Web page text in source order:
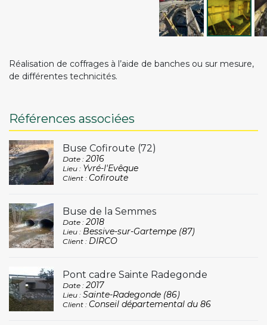
Réalisation de coffrages à l’aide de banches ou sur mesure,
de différentes technicités.
Références associées
Buse Cofiroute (72)
Date :2016
Lieu : Yvré-l'Evêque
Client : Cofiroute
Buse de la Semmes
Date :2018
Lieu : Bessive-sur-Gartempe (87)
Client : DIRCO
Pont cadre Sainte Radegonde
Date :2017
Lieu : Sainte-Radegonde (86)
Client : Conseil départemental du 86